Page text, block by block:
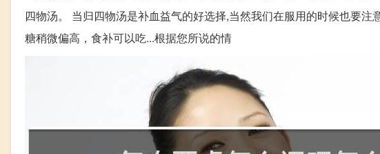
四物汤。 当归四物汤是补血益气的好选择,当然我们在服用的时候也要
糖稍微偏高，食补可以吃...根据您所说的情